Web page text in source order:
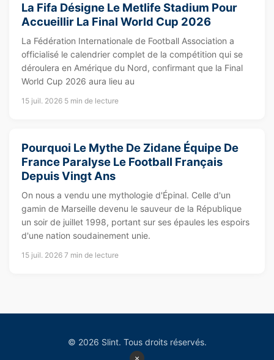
La Fifa Désigne Le Metlife Stadium Pour
Accueillir La Final World Cup 2026
La Fédération Internationale de Football Association a
officialisé le calendrier complet de la compétition qui se
déroulera en Amérique du Nord, confirmant que la Final
World Cup 2026 aura lieu au
15 juil. 2026 5 min de lecture
Pourquoi Le Mythe De Zidane Équipe De
France Paralyse Le Football Français
Depuis Vingt Ans
On nous a vendu une mythologie d'Épinal. Celle d'un
gamin de Marseille devenu le sauveur de la République
un soir de juillet 1998, portant sur ses épaules les espoirs
d'une nation soudainement unie.
15 juil. 2026 7 min de lecture
© 2026 Slint. Tous droits réservés.